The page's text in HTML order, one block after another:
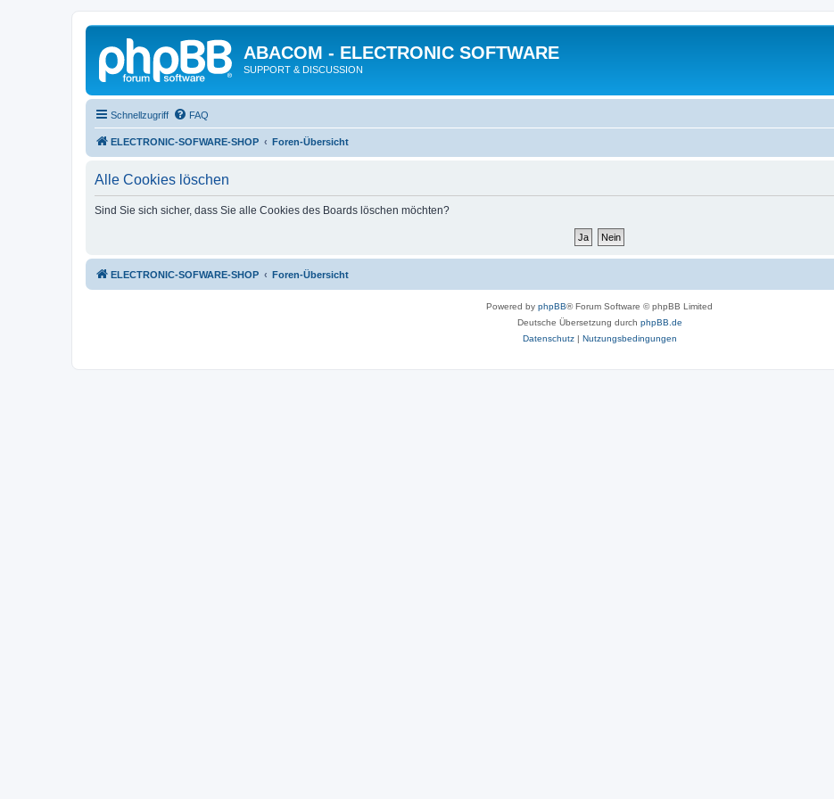
ABACOM - ELECTRONIC SOFTWARE
SUPPORT & DISCUSSION
Schnellzugriff FAQ
ELECTRONIC-SOFWARE-SHOP Foren-Übersicht
Alle Cookies löschen
Sind Sie sich sicher, dass Sie alle Cookies des Boards löschen möchten?
ELECTRONIC-SOFWARE-SHOP Foren-Übersicht
Powered by phpBB® Forum Software © phpBB Limited
Deutsche Übersetzung durch phpBB.de
Datenschutz| Nutzungsbedingungen